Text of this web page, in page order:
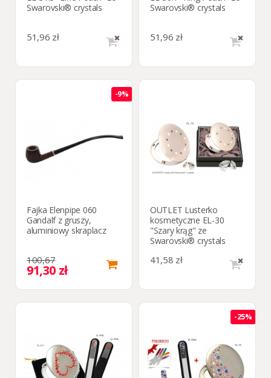
Swarovski® crystals
51,96 zł
Swarovski® crystals
51,96 zł
-9%
Fajka Elenpipe 060
Gandalf z gruszy,
aluminiowy skraplacz
100,67
91,30 zł
OUTLET Lusterko
kosmetyczne EL-30
"Szary krąg" ze
Swarovski® crystals
41,58 zł
-25%